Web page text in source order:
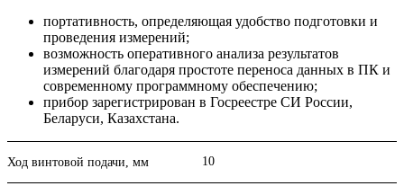
портативность, определяющая удобство подготовки и
проведения измерений;
возможность оперативного анализа результатов
измерений благодаря простоте переноса данных в ПК и
современному программному обеспечению;
прибор зарегистрирован в Госреестре СИ России,
Беларуси, Казахстана.
Ход винтовой подачи, мм 10